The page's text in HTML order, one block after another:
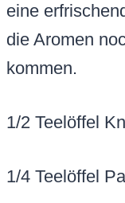
eine
die Aromen
kommen.
1/2 Teelöffel
1/4 Teelöffel